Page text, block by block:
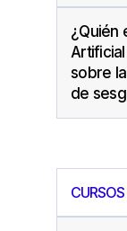
¿Quién
sobre
de
CURSOS